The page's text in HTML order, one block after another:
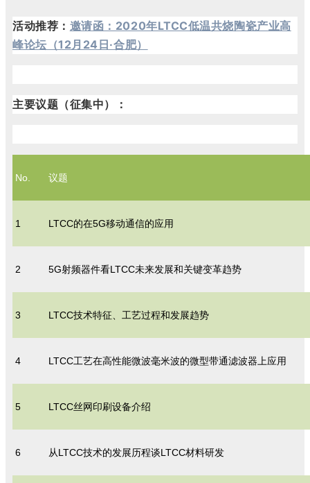
活动推荐： 邀请函：2020年LTCC低温共烧陶瓷产业高
峰论坛（12月24日·合肥）
主要议题（征集中）：
No. 议题
1 LTCC的在5G移动通信的应用
2 5G射频器件看LTCC未来发展和关键变革趋势
3 LTCC技术特征、工艺过程和发展趋势
4 LTCC工艺在高性能微波毫米波的微型带通滤波器上应用
5 LTCC丝网印刷设备介绍
6 从LTCC技术的发展历程谈LTCC材料研发